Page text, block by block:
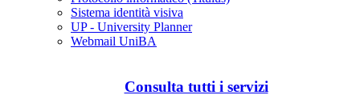
Sistema identità visiva
UP - University Planner
Webmail UniBA
Consulta tutti i servizi